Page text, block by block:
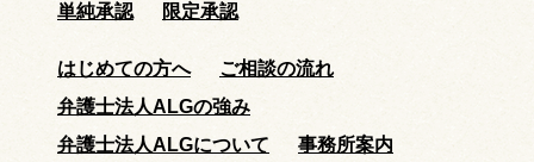
単純承認
限定承認
はじめての方へ
ご相談の流れ
弁護士法人ALGの強み
弁護士法人ALGについて
事務所案内